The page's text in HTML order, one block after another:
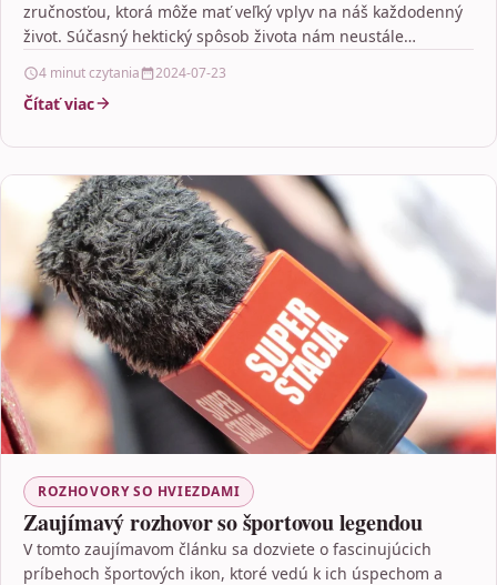
zručnosťou, ktorá môže mať veľký vplyv na náš každodenný
život. Súčasný hektický spôsob života nám neustále…
4 minut czytania 2024-07-23
Čítať viac
ROZHOVORY SO HVIEZDAMI
Zaujímavý rozhovor so športovou legendou
V tomto zaujímavom článku sa dozviete o fascinujúcich
príbehoch športových ikon, ktoré vedú k ich úspechom a